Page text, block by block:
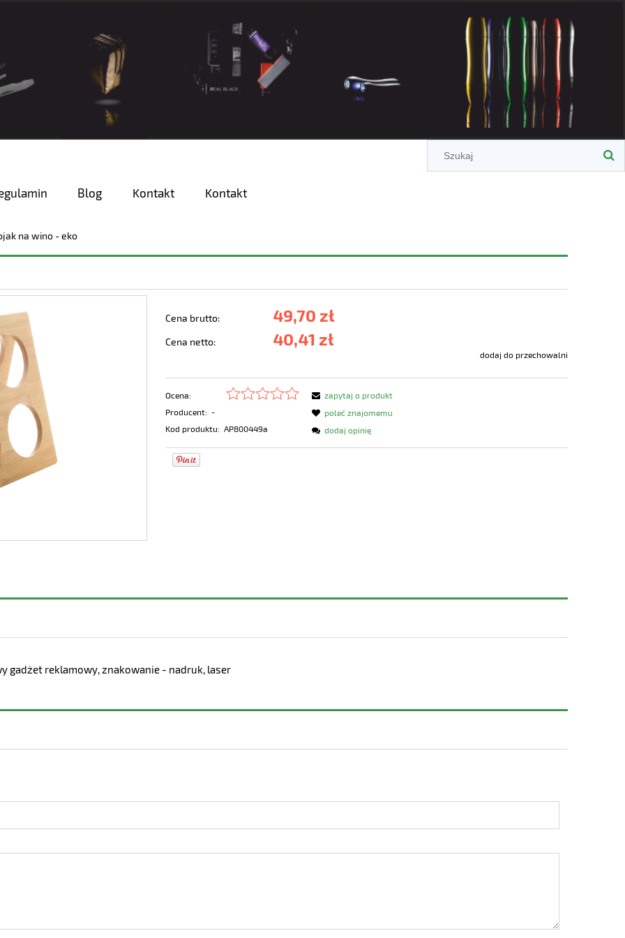
Blog Kontakt Kontakt
na wino - eko
Cena brutto: 49,70 zł
Cena netto: 40,41 zł
dodaj do przechowalni
Ocena:
Producent: -
Kod produktu: AP800449a
zapytaj o produkt
poleć znajomemu
dodaj opinię
gadżet reklamowy, znakowanie - nadruk, laser